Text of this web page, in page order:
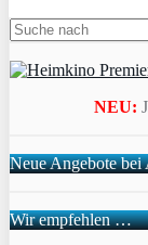
NEU:
Neue Angebote
Wir empfehlen …